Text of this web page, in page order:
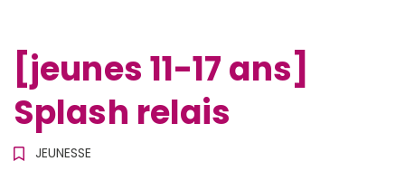
[jeunes 11-17 ans]
Splash relais
JEUNESSE